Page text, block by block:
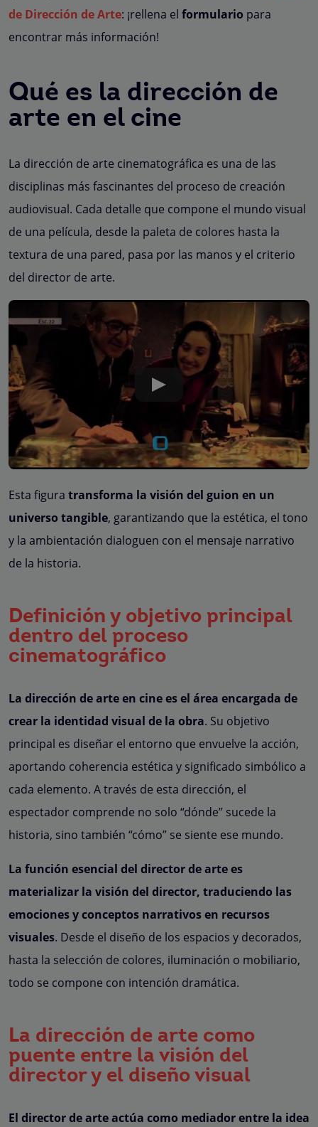
de Dirección de Arte: ¡rellena el formulario para
encontrar más información!
Qué es la dirección de
arte en el cine
La dirección de arte cinematográfica es una de las
disciplinas más fascinantes del proceso de creación
audiovisual. Cada detalle que compone el mundo visual
de una película, desde la paleta de colores hasta la
textura de una pared, pasa por las manos y el criterio
del director de arte.
Esta figura transforma la visión del guion en un
universo tangible, garantizando que la estética, el tono
y la ambientación dialoguen con el mensaje narrativo
de la historia.
Definición y objetivo principal
dentro del proceso
cinematográfico
La dirección de arte en cine es el área encargada de
crear la identidad visual de la obra. Su objetivo
principal es diseñar el entorno que envuelve la acción,
aportando coherencia estética y significado simbólico a
cada elemento. A través de esta dirección, el
espectador comprende no solo “dónde” sucede la
historia, sino también “cómo” se siente ese mundo.
La función esencial del director de arte es
materializar la visión del director, traduciendo las
emociones y conceptos narrativos en recursos
visuales. Desde el diseño de los espacios y decorados,
hasta la selección de colores, iluminación o mobiliario,
todo se compone con intención dramática.
La dirección de arte como
puente entre la visión del
director y el diseño visual
El director de arte actúa como mediador entre la idea